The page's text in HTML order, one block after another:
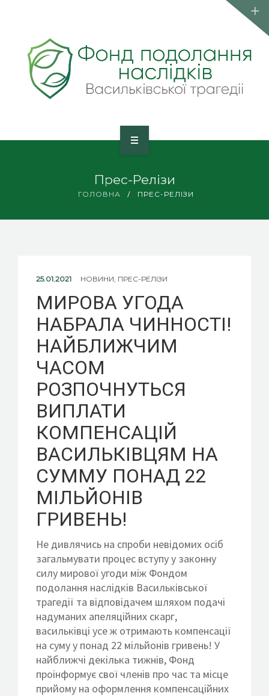
ПУБЛІКАЦІЇ
КОНТАКТИ
ВСТУП ДО ФОНДУ
Прес-Релізи
ГОЛОВНА ПРЕС-РЕЛІЗИ
25.01.2021 НОВИНИ ПРЕС-РЕЛІЗИ
МИРОВА УГОДА
НАБРАЛА ЧИННОСТІ!
НАЙБЛИЖЧИМ
ЧАСОМ
РОЗПОЧНУТЬСЯ
ВИПЛАТИ
КОМПЕНСАЦІЙ
ВАСИЛЬКІВЦЯМ НА
СУММУ ПОНАД 22
МІЛЬЙОНІВ
ГРИВЕНЬ!
Не дивлячись на спроби невідомих осіб
загальмувати процес вступу у законну
силу мирової угоди між Фондом
подолання наслідків Васильківської
трагедії та відповідачем шляхом подачі
надуманих апеляційних скарг,
васильківці усе ж отримають компенсації
на суму у понад 22 мільйонів гривень! У
найближчі декілька тижнів, Фонд
проінформує свої членів про час та місце
прийому на оформлення компенсаційних